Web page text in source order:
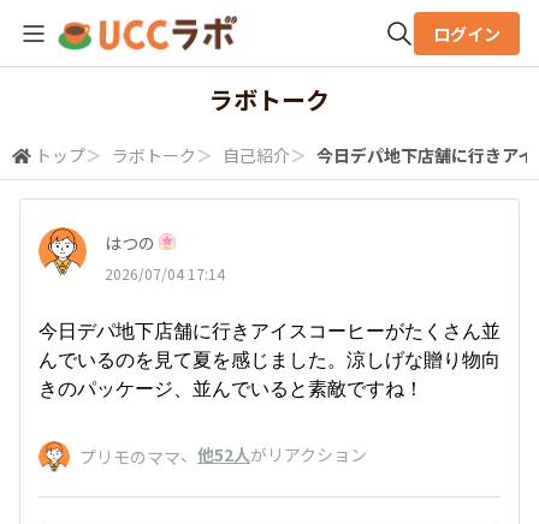
検索
ログイン
ラボトーク
トップ＞ ラボトーク ＞ 自己紹介＞ 今日デパ地下店舗に行きア
はつの
2026/07/04 17:14
今日デパ地下店舗に行きアイスコーヒーがたくさん並
んでいるのを見て夏を感じました。涼しげな贈り物向
きのパッケージ、並んでいると素敵ですね！
プリモのママ、 他52人がリアクション